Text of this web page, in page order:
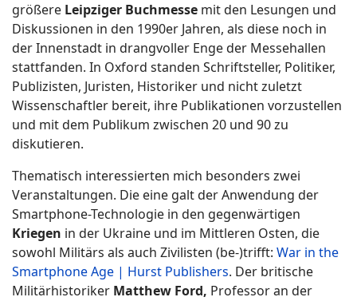
größere Leipziger Buchmesse mit den Lesungen und
Diskussionen in den 1990er Jahren, als diese noch in
der Innenstadt in drangvoller Enge der Messehallen
stattfanden. In Oxford standen Schriftsteller, Politiker,
Publizisten, Juristen, Historiker und nicht zuletzt
Wissenschaftler bereit, ihre Publikationen vorzustellen
und mit dem Publikum zwischen 20 und 90 zu
diskutieren.
Thematisch interessierten mich besonders zwei
Veranstaltungen. Die eine galt der Anwendung der
Smartphone-Technologie in den gegenwärtigen
Kriegen in der Ukraine und im Mittleren Osten, die
sowohl Militärs als auch Zivilisten (be-)trifft: War in the
Smartphone Age | Hurst Publishers. Der britische
Militärhistoriker Matthew Ford, Professor an der